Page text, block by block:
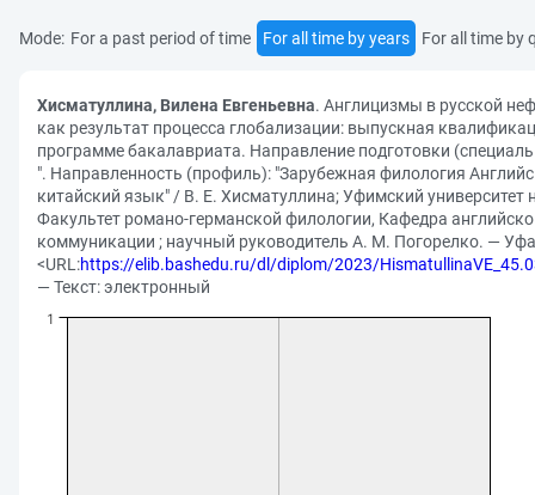
Mode: For a past period of time For all time by years For all time by
Хисматуллина, Вилена Евгеньевна. Англицизмы в русской
как результат процесса глобализации: выпускная
программе бакалавриата. Направление подготовки
". Направленность (профиль): "Зарубежная филология
китайский язык" / В. Е. Хисматуллина; Уфимский университет
Факультет романо-германской филологии, Кафедра
коммуникации ; научный руководитель А. М. Погорелко. —
<URL:https://elib.bashedu.ru/dl/diplom/2023/
— Текст: электронный